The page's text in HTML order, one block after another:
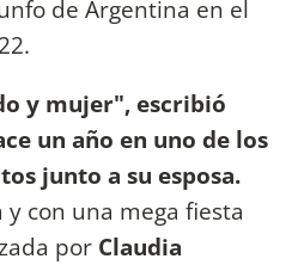
de Argentina en el
y mujer", escribió
un año en uno de los
junto a su esposa.
con una mega fiesta
por Claudia